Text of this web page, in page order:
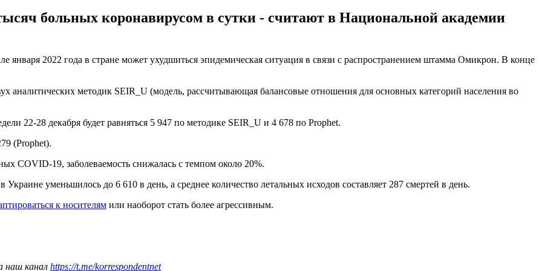
больных коронавирусом в сутки - считают в Национальной академии
января 2022 года в стране может ухудшиться эпидемическая ситуация в связи с распространением штамма Омикрон. В конце
методик SEIR_U (модель, рассчитывающая балансовые отношения для основных категорий населения во
22-28 декабря будет равняться 5 947 по методике SEIR_U и 4 678 по Prophet.
(Prophet).
COVID-19, заболеваемость снижалась с темпом около 20%.
уменьшилось до 6 610 в день, а среднее количество летальных исходов составляет 287 смертей в день.
к носителям или наоборот стать более агрессивным.
наш канал https://t.me/korrespondentnet